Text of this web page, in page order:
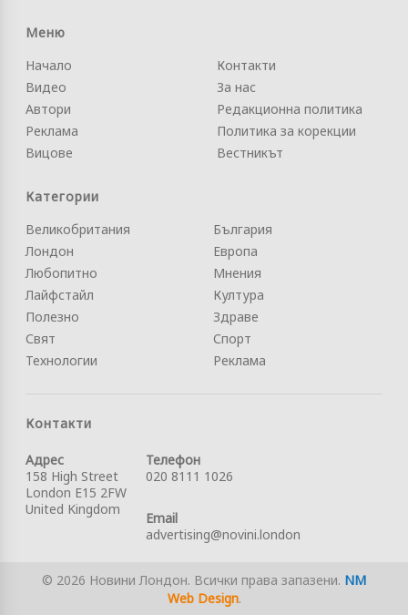
Меню
Начало
Видео
Автори
Реклама
Вицове
Контакти
За нас
Редакционна политика
Политика за корекции
Вестникът
Категории
Великобритания
Лондон
Любопитно
Лайфстайл
Полезно
Свят
Технологии
България
Европа
Мнения
Култура
Здраве
Спорт
Реклама
Контакти
Адрес
158 High Street
London E15 2FW
United Kingdom
Телефон
020 8111 1026
Email
advertising@novini.london
© 2026 Новини Лондон. Всички права запазени. NM
Web Design.